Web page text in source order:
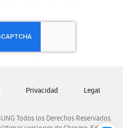
Honduras
Nicaragua
Panamá
Venezuela
Todos los Derechos Reservados.
Privacidad Legal